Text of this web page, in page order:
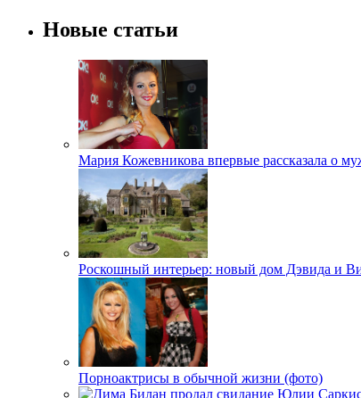
Новые статьи
Мария Кожевникова впервые рассказала о
Роскошный интерьер: новый дом Дэвида и
Порноактрисы в обычной жизни (фото)